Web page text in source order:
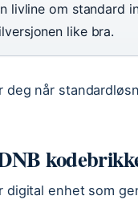
livline om standard
like bra.
deg når
digital enhet som